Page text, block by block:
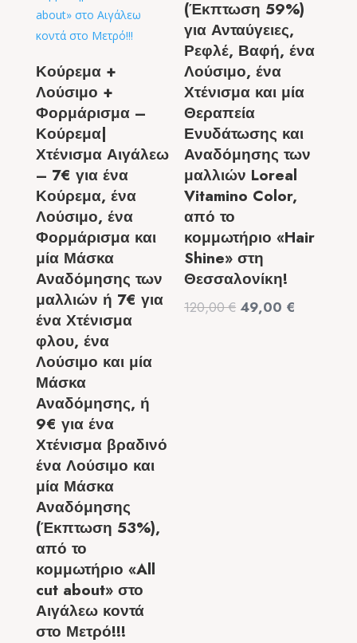
Κούρεμα +
Λούσιμο +
Φορμάρισμα –
Κούρεμα|
Χτένισμα Αιγάλεω
– 7€ για ένα
Κούρεμα, ένα
Λούσιμο, ένα
Φορμάρισμα και
μία Μάσκα
Αναδόμησης των
μαλλιών ή 7€ για
ένα Χτένισμα
φλου, ένα
Λούσιμο και μία
Μάσκα
Αναδόμησης, ή
9€ για ένα
Χτένισμα βραδινό
ένα Λούσιμο και
μία Μάσκα
Αναδόμησης
(Έκπτωση 53%),
από το
κομμωτήριο «All
cut about» στο
Αιγάλεω κοντά
στο Μετρό!!!
(Έκπτωση 59%)
για Ανταύγειες,
Ρεφλέ, Βαφή, ένα
Λούσιμο, ένα
Χτένισμα και μία
Θεραπεία
Ενυδάτωσης και
Αναδόμησης των
μαλλιών Loreal
Vitamino Color,
από το
κομμωτήριο «Hair
Shine» στη
Θεσσαλονίκη!
120,00€ Original
49,00 €